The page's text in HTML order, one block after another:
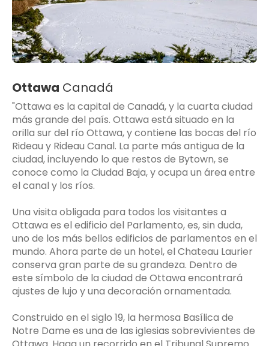
Ottawa Canadá
"Ottawa es la capital de Canadá, y la cuarta ciudad
más grande del país. Ottawa está situado en la
orilla sur del río Ottawa, y contiene las bocas del río
Rideau y Rideau Canal. La parte más antigua de la
ciudad, incluyendo lo que restos de Bytown, se
conoce como la Ciudad Baja, y ocupa un área entre
el canal y los ríos.
Una visita obligada para todos los visitantes a
Ottawa es el edificio del Parlamento, es, sin duda,
uno de los más bellos edificios de parlamentos en el
mundo. Ahora parte de un hotel, el Chateau Laurier
conserva gran parte de su grandeza. Dentro de
este símbolo de la ciudad de Ottawa encontrará
ajustes de lujo y una decoración ornamentada.
Construido en el siglo 19, la hermosa Basílica de
Notre Dame es una de las iglesias sobrevivientes de